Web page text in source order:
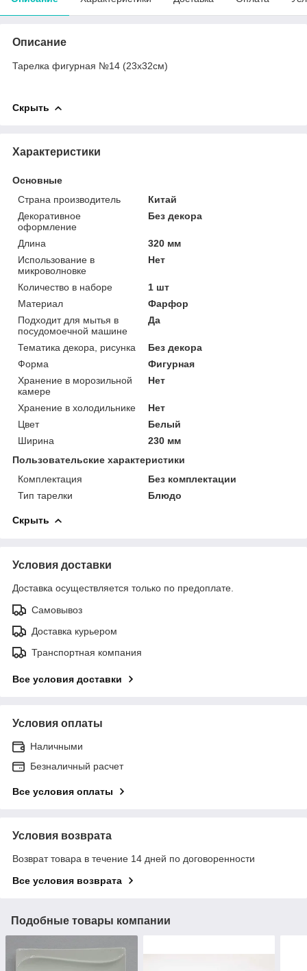
Описание
Тарелка фигурная №14 (23х32см)
Скрыть
Характеристики
Основные
Страна производитель
Китай
Декоративное
оформление
Без декора
Длина
320 мм
Использование в
микроволновке
Нет
Количество в наборе
1 шт
Материал
Фарфор
Подходит для мытья в
посудомоечной машине
Да
Тематика декора, рисунка
Без декора
Форма
Фигурная
Хранение в морозильной
камере
Нет
Хранение в холодильнике
Нет
Цвет
Белый
Ширина
230 мм
Пользовательские характеристики
Комплектация
Без комплектации
Тип тарелки
Блюдо
Скрыть
Условия доставки
Доставка осуществляется только по предоплате.
Самовывоз
Доставка курьером
Транспортная компания
Все условия доставки
Условия оплаты
Наличными
Безналичный расчет
Все условия оплаты
Условия возврата
Возврат товара в течение 14 дней по договоренности
Все условия возврата
Подобные товары компании